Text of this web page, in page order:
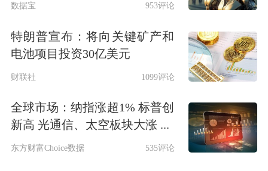
国私募证券投资基金二号”“桥水（中
国）投资管理有限公司—桥水全天候增
强型中国私募证券投资基金一号”新进
人，持仓份额分别为3159.35万份、
570.18万份、468.1万份，合计持有
数据宝 953评论
特朗普宣布：将向关键矿产和
电池项目投资30亿美元
财联社 1099评论
全球市场：纳指涨超1% 标普创
新高 光通信、太空板块大涨 ...
东方财富Choice数据 535评论